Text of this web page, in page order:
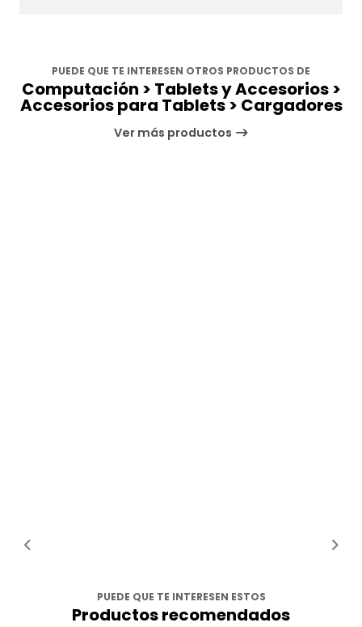
PUEDE QUE TE INTERESEN OTROS PRODUCTOS DE
Computación > Tablets y Accesorios >
Accesorios para Tablets > Cargadores
Ver más productos
PUEDE QUE TE INTERESEN ESTOS
Productos recomendados